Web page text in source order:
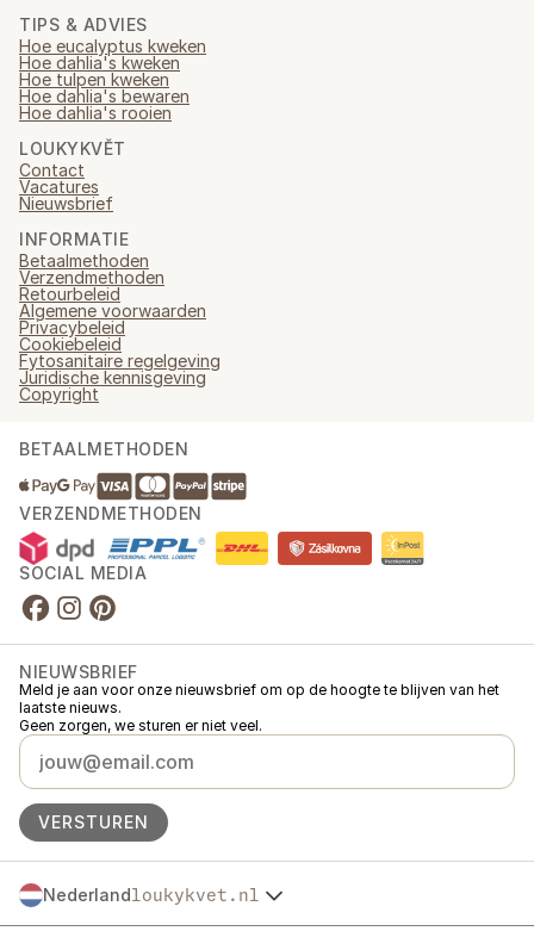
TIPS & ADVIES
Hoe eucalyptus kweken
Hoe dahlia's kweken
Hoe tulpen kweken
Hoe dahlia's bewaren
Hoe dahlia's rooien
LOUKYKVĚT
Contact
Vacatures
Nieuwsbrief
INFORMATIE
Betaalmethoden
Verzendmethoden
Retourbeleid
Algemene voorwaarden
Privacybeleid
Cookiebeleid
Fytosanitaire regelgeving
Juridische kennisgeving
Copyright
BETAALMETHODEN
VERZENDMETHODEN
SOCIAL MEDIA
NIEUWSBRIEF
Meld je aan voor onze nieuwsbrief om op de hoogte te blijven van het
laatste nieuws.
Geen zorgen, we sturen er niet veel.
VERSTUREN
Nederlandloukykvet.nl
Česko